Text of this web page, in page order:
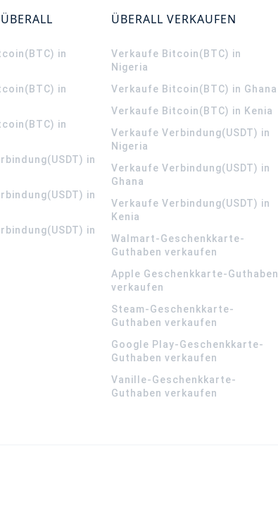
in
in
in
in
in
in
ÜBERALL VERKAUFEN
Verkaufe Bitcoin(BTC) in
Nigeria
Verkaufe Bitcoin(BTC) in Ghana
Verkaufe Bitcoin(BTC) in Kenia
Verkaufe Verbindung(USDT) in
Nigeria
Verkaufe Verbindung(USDT) in
Ghana
Verkaufe Verbindung(USDT) in
Kenia
Walmart-Geschenkkarte-
Guthaben verkaufen
Apple Geschenkkarte-Guthaben
verkaufen
Steam-Geschenkkarte-
Guthaben verkaufen
Google Play-Geschenkkarte-
Guthaben verkaufen
Vanille-Geschenkkarte-
Guthaben verkaufen